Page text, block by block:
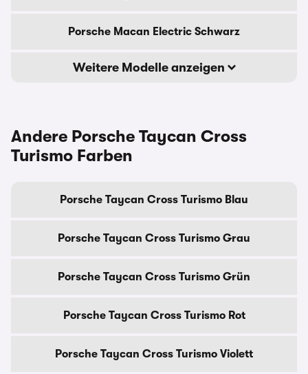
Porsche Macan Electric Schwarz
Weitere Modelle anzeigen
Andere Porsche Taycan Cross
Turismo Farben
Porsche Taycan Cross Turismo Blau
Porsche Taycan Cross Turismo Grau
Porsche Taycan Cross Turismo Grün
Porsche Taycan Cross Turismo Rot
Porsche Taycan Cross Turismo Violett